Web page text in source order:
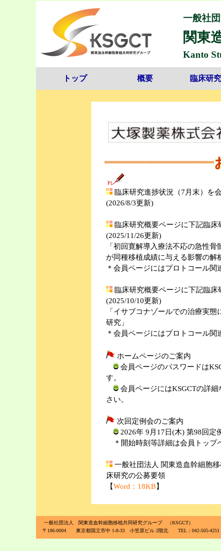
一般社
関東
Kanto
トップ 概要 臨床研
臨床研究進捗状況（7月末）を
(2026/8/3更新)
臨床研究概要ページに下記臨
(2025/11/26更新)
「初回寛解導入療法不応の急性
が同種移植成績に与える影響の解
＊会員ページにはプロトコール
臨床研究概要ページに下記臨
(2025/10/10更新)
「イサブコナゾールでの治療実
研究」
＊会員ページにはプロトコール
ホームページのご案内
会員ページのパスワードは
す。
会員ページにはKSGCTの詳
さい。
次回定例会のご案内
2026年 9月17日(木) 第98回定
＊開始時刻等詳細は会員トップ
一般社団法人 関東造血幹細胞
床研究の公募要領
【Word：18KB】
一般社団法人 関東造血幹細胞移植共同研究グループ （KSGCT）
〒186-0004 東京都国立市中 1-8-33 小笠原ビル 2階北 TEL：042-505-4251